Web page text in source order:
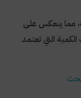
مما ينعكس على
التي تعتمد